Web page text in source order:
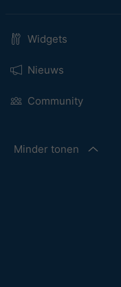
Widgets
Nieuws
Community
Minder tonen